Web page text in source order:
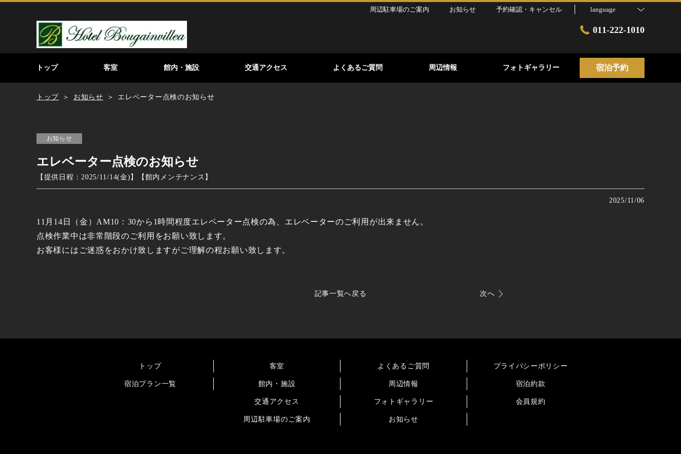
周辺駐車場のご案内 お知らせ 予約確認・キャンセル language
011-222-1010
トップ 客室 館内・施設 交通アクセス よくあるご質問 周辺情報 フォトギャラリー 宿泊予約
トップ お知らせ エレベーター点検のお知らせ
お知らせ
エレベーター点検のお知らせ
【提供日程：2025/11/14(金) 】 【 館内メンテナンス 】
2025/11/06
11月14日（金）AM10：30から1時間程度エレベーター点検の為、エレベーターのご利用が出来ません。
点検作業中は非常階段のご利用をお願い致します。
お客様にはご迷惑をおかけ致しますがご理解の程お願い致します。
記事一覧へ戻る 次へ
トップ
宿泊プラン一覧
客室
館内・施設
交通アクセス
周辺駐車場のご案内
よくあるご質問
周辺情報
フォトギャラリー
お知らせ
プライバシーポリシー
宿泊約款
会員規約